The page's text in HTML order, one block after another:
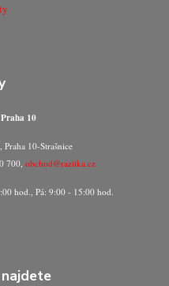
10
10-Strašnice
700,obchod@razitka.cz
hod., Pá: 9:00 - 15:00 hod.